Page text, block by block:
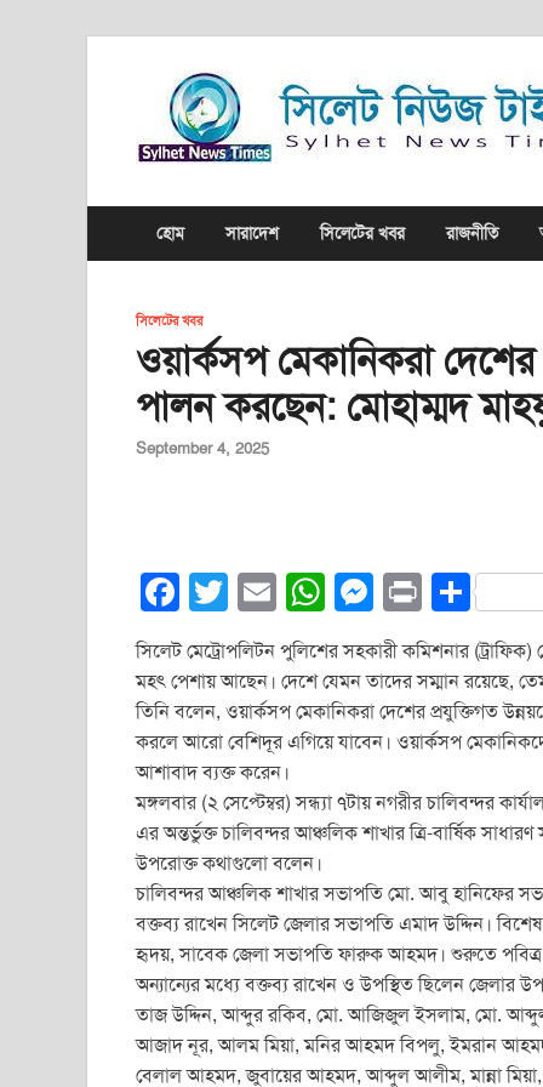
হোম সারাদেশ সিলেটের খবর রাজনীতি
সিলেটের খবর
ওয়ার্কসপ মেকানিকরা
পালন করছেন: মোহাম্মদ
September 4, 2025
F
a
c
e
b
o
o
k
T
wi
tt
er
E
m
ail
W
h
at
s
A
p
p
M
e
ss
e
n
g
er
Pr
in
t
S
h
ar
e
সিলেট মেট্রোপলিটন পুলিশের সহকারী কমিশনার
মহৎ পেশায় আছেন। দেশে যেমন তাদের সম্মান রয়েছে,
তিনি বলেন, ওয়ার্কসপ মেকানিকরা দেশের প্রযুক্তিগত
করলে আরো বেশিদূর এগিয়ে যাবেন। ওয়ার্কসপ
আশাবাদ ব্যক্ত করেন।
মঙ্গলবার (২ সেপ্টেম্বর) সন্ধ্যা ৭টায় নগরীর চালিবন্দর
এর অন্তর্ভুক্ত চালিবন্দর আঞ্চলিক শাখার ত্রি-বার্ষিক
উপরোক্ত কথাগুলো বলেন।
চালিবন্দর আঞ্চলিক শাখার সভাপতি মো. আবু হানিফের
বক্তব্য রাখেন সিলেট জেলার সভাপতি এমাদ উদ্দিন।
হৃদয়, সাবেক জেলা সভাপতি ফারুক আহমদ। শুরুতে
অন্যান্যের মধ্যে বক্তব্য রাখেন ও উপস্থিত ছিলেন
তাজ উদ্দিন, আব্দুর রকিব, মো. আজিজুল ইসলাম, মো.
আজাদ নূর, আলম মিয়া, মনির আহমদ বিপলু, ইমরান আহমদ,
বেলাল আহমদ, জুবায়ের আহমদ, আব্দুল আলীম, মান্না মিয়া,